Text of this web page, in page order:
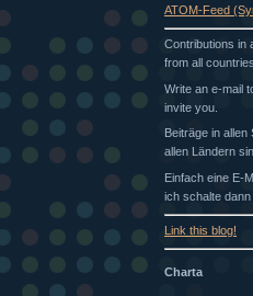
ATOM-Feed
Contributions in
from all
Write an e-mail
invite you.
Beiträge in
allen Ländern
Einfach eine E-
ich schalte dann
Link this blog!
Charta